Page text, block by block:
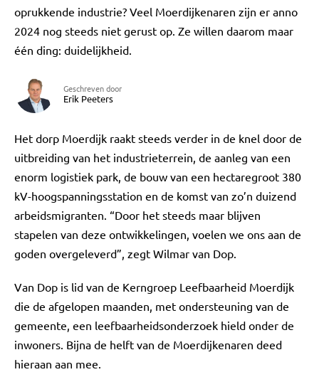
oprukkende industrie? Veel Moerdijkenaren zijn er anno
2024 nog steeds niet gerust op. Ze willen daarom maar
één ding: duidelijkheid.
Geschreven door
Erik Peeters
Het dorp Moerdijk raakt steeds verder in de knel door de
uitbreiding van het industrieterrein, de aanleg van een
enorm logistiek park, de bouw van een hectaregroot 380
kV-hoogspanningsstation en de komst van zo’n duizend
arbeidsmigranten. “Door het steeds maar blijven
stapelen van deze ontwikkelingen, voelen we ons aan de
goden overgeleverd”, zegt Wilmar van Dop.
Van Dop is lid van de Kerngroep Leefbaarheid Moerdijk
die de afgelopen maanden, met ondersteuning van de
gemeente, een leefbaarheidsonderzoek hield onder de
inwoners. Bijna de helft van de Moerdijkenaren deed
hieraan aan mee.